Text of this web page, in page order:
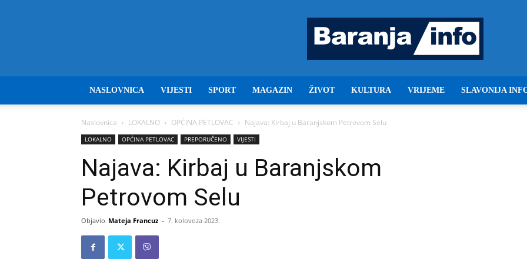
NASLOVNICA VIJESTI SPORT MAGAZIN ŽIVOT KULTURA VRIJEME SLAVONIJA
Naslovnica LOKALNO OPĆINA PETLOVAC Najava: Kirbaj u Baranjskom Petrovom Selu
LOKALNO OPĆINA PETLOVAC PREPORUČENO VIJESTI
Najava: Kirbaj u Baranjskom
Petrovom Selu
Objavio Mateja Francuz - 7. kolovoza 2023.